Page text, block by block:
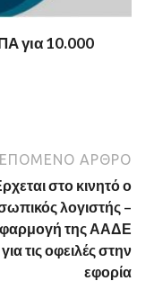
για 10.000
ΕΠΌΜΕΝΟ ΆΡΘΡΟ
στο κινητό ο
λογιστής –
της ΑΑΔΕ
για τις οφειλές στην
εφορία